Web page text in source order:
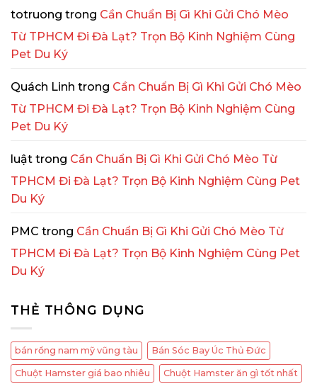
totruong trong Cần Chuẩn Bị Gì Khi Gửi Chó Mèo
Từ TPHCM Đi Đà Lạt? Trọn Bộ Kinh Nghiệm Cùng
Pet Du Ký
Quách Linh trong Cần Chuẩn Bị Gì Khi Gửi Chó Mèo
Từ TPHCM Đi Đà Lạt? Trọn Bộ Kinh Nghiệm Cùng
Pet Du Ký
luật trong Cần Chuẩn Bị Gì Khi Gửi Chó Mèo Từ
TPHCM Đi Đà Lạt? Trọn Bộ Kinh Nghiệm Cùng Pet
Du Ký
PMC trong Cần Chuẩn Bị Gì Khi Gửi Chó Mèo Từ
TPHCM Đi Đà Lạt? Trọn Bộ Kinh Nghiệm Cùng Pet
Du Ký
THẺ THÔNG DỤNG
bán rồng nam mỹ vũng tàu Bán Sóc Bay Úc Thủ Đức
Chuột Hamster giá bao nhiêu Chuột Hamster ăn gì tốt nhất